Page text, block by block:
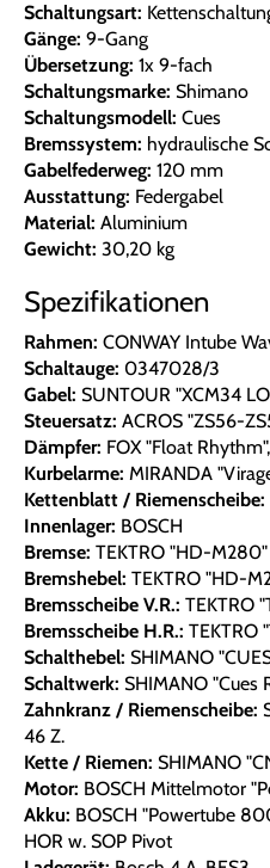
Schaltungsart:
Gänge: 9-Gang
Übersetzung: 1x 9-fach
Schaltungsmarke: Shimano
Schaltungsmodell: Cues
Bremssystem: hydraulische
Gabelfederweg: 120 mm
Ausstattung: Federgabel
Material: Aluminium
Gewicht: 30,20 kg
Spezifikationen
Rahmen: CONWAY Intube
Schaltauge: 0347028/3
Gabel: SUNTOUR "XCM34
Steuersatz: ACROS "ZS56-
Dämpfer: FOX "Float
Kurbelarme: MIRANDA
Kettenblatt / Riemenscheibe:
Innenlager: BOSCH
Bremse: TEKTRO "HD-M280"
Bremshebel: TEKTRO "HD-
Bremsscheibe V.R.: TEKTRO
Bremsscheibe H.R.: TEKTRO
Schalthebel: SHIMANO
Schaltwerk: SHIMANO
Zahnkranz / Riemenscheibe:
46 Z.
Kette / Riemen: SHIMANO
Motor: BOSCH Mittelmotor
Akku: BOSCH "Powertube
HOR w. SOP Pivot